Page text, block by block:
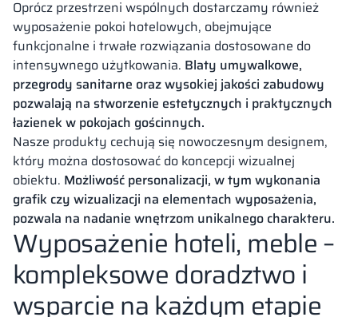
Oprócz przestrzeni wspólnych dostarczamy również
wyposażenie pokoi hotelowych, obejmujące
funkcjonalne i trwałe rozwiązania dostosowane do
intensywnego użytkowania. Blaty umywalkowe,
przegrody sanitarne oraz wysokiej jakości zabudowy
pozwalają na stworzenie estetycznych i praktycznych
łazienek w pokojach gościnnych.
Nasze produkty cechują się nowoczesnym designem,
który można dostosować do koncepcji wizualnej
obiektu. Możliwość personalizacji, w tym wykonania
grafik czy wizualizacji na elementach wyposażenia,
pozwala na nadanie wnętrzom unikalnego charakteru.
Wyposażenie hoteli, meble –
kompleksowe doradztwo i
wsparcie na każdym etapie